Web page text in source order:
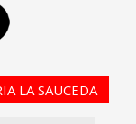
LA SAUCEDA